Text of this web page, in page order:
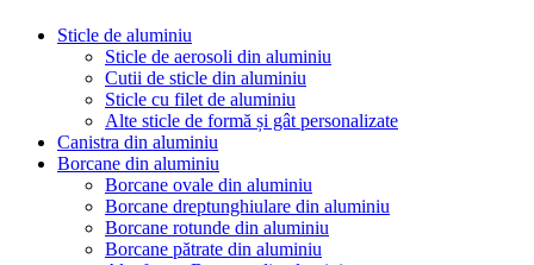
Sticle de aluminiu
Sticle de aerosoli din aluminiu
Cutii de sticle din aluminiu
Sticle cu filet de aluminiu
Alte sticle de formă și gât personalizate
Canistra din aluminiu
Borcane din aluminiu
Borcane ovale din aluminiu
Borcane dreptunghiulare din aluminiu
Borcane rotunde din aluminiu
Borcane pătrate din aluminiu